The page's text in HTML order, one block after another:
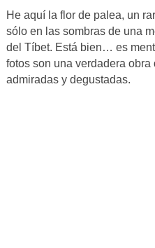
He aquí la flor de palea, un
sólo en las sombras de una
del Tíbet. Está bien… es
fotos son una verdadera obra
admiradas y degustadas.